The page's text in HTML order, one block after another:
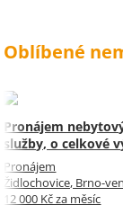
Oblíbené
Pronájem
služby, o celkové
Pronájem
Židlochovice, Brno-
12 000 Kč za měsíc